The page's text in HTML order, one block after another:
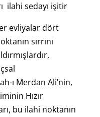
ilahi sedayı işitir
evliyalar dört
sırrını
ı Merdan Ali’nin,
Hızır
bu ilahi noktanın